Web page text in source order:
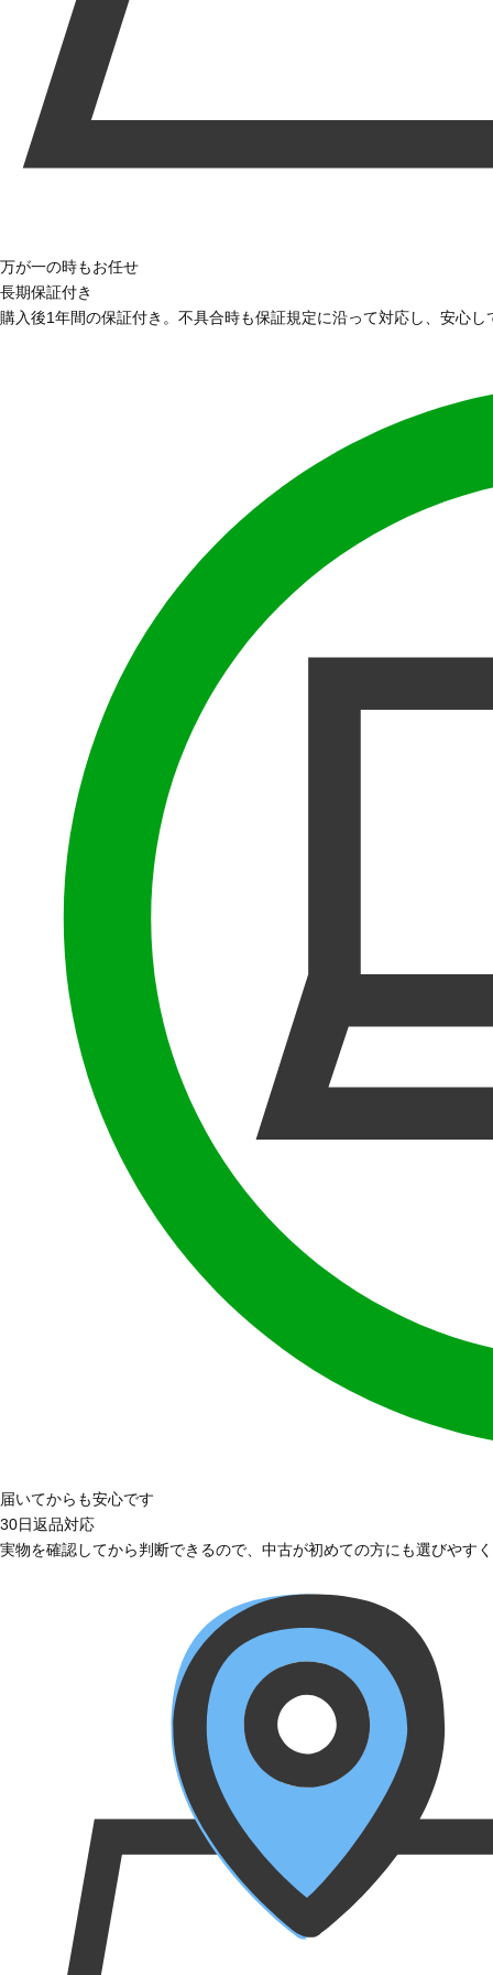
万が一の時もお任せ
長期保証付き
購入後1年間の保証付き。不具合時も保証規定に沿って対応し、安心
届いてからも安心です
30日返品対応
実物を確認してから判断できるので、中古が初めての方にも選びやす